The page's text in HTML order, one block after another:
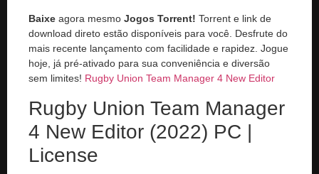
Baixe agora mesmo Jogos Torrent! Torrent e link de
download direto estão disponíveis para você. Desfrute do
mais recente lançamento com facilidade e rapidez. Jogue
hoje, já pré-ativado para sua conveniência e diversão
sem limites! Rugby Union Team Manager 4 New Editor
Rugby Union Team Manager
4 New Editor (2022) PC |
License